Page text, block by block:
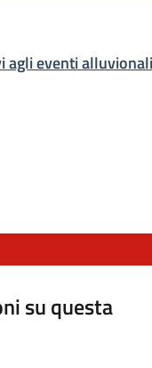
agli eventi
su questa